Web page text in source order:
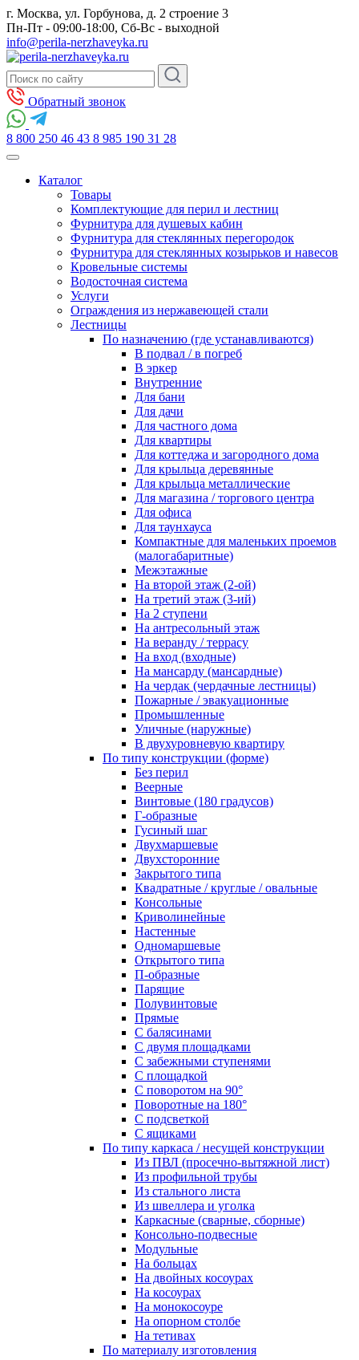
г. Москва, ул. Горбунова, д. 2 строение 3
Пн-Пт - 09:00-18:00, Сб-Вс - выходной
info@perila-nerzhaveyka.ru
Обратный звонок
8 800 250 46 43 8 985 190 31 28
Каталог
Товары
Комплектующие для перил и лестниц
Фурнитура для душевых кабин
Фурнитура для стеклянных перегородок
Фурнитура для стеклянных козырьков и навесов
Кровельные системы
Водосточная система
Услуги
Ограждения из нержавеющей стали
Лестницы
По назначению (где устанавливаются)
В подвал / в погреб
В эркер
Внутренние
Для бани
Для дачи
Для частного дома
Для квартиры
Для коттеджа и загородного дома
Для крыльца деревянные
Для крыльца металлические
Для магазина / торгового центра
Для офиса
Для таунхауса
Компактные для маленьких проемов
(малогабаритные)
Межэтажные
На второй этаж (2-ой)
На третий этаж (3-ий)
На 2 ступени
На антресольный этаж
На веранду / террасу
На вход (входные)
На мансарду (мансардные)
На чердак (чердачные лестницы)
Пожарные / эвакуационные
Промышленные
Уличные (наружные)
В двухуровневую квартиру
По типу конструкции (форме)
Без перил
Веерные
Винтовые (180 градусов)
Г-образные
Гусиный шаг
Двухмаршевые
Двухсторонние
Закрытого типа
Квадратные / круглые / овальные
Консольные
Криволинейные
Настенные
Одномаршевые
Открытого типа
П-образные
Парящие
Полувинтовые
Прямые
С балясинами
С двумя площадками
С забежными ступенями
С площадкой
С поворотом на 90°
Поворотные на 180°
С подсветкой
С ящиками
По типу каркаса / несущей конструкции
Из ПВЛ (просечно-вытяжной лист)
Из профильной трубы
Из стального листа
Из швеллера и уголка
Каркасные (сварные, сборные)
Консольно-подвесные
Модульные
На больцах
На двойных косоурах
На косоурах
На монокосоуре
На опорном столбе
На тетивах
По материалу изготовления